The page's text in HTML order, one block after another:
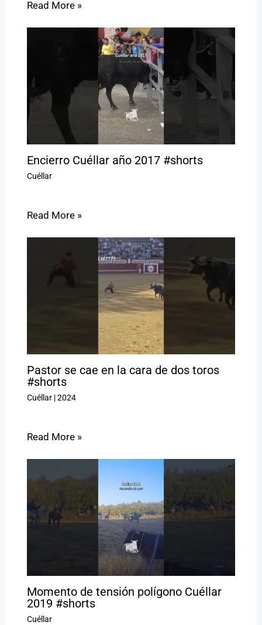
Read More »
Encierro Cuéllar año 2017 #shorts
Cuéllar
Read More »
Pastor se cae en la cara de dos toros
#shorts
Cuéllar|2024
Read More »
Momento de tensión polígono Cuéllar
2019 #shorts
Cuéllar